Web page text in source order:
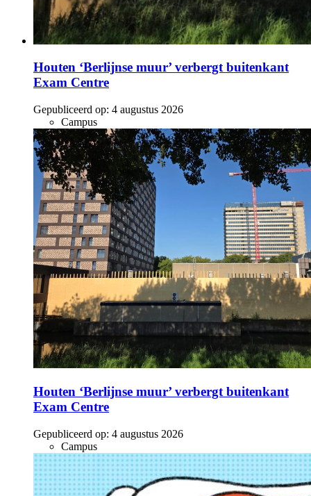
Houten ‘Berlijnse muur’ verbergt buitenkant
Exam Centre
Gepubliceerd op: 4 augustus 2026
Campus
Houten ‘Berlijnse muur’ verbergt buitenkant
Exam Centre
Gepubliceerd op: 4 augustus 2026
Campus